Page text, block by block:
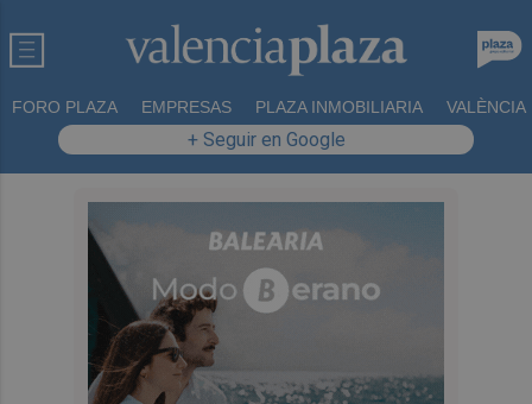
FORO PLAZA EMPRESAS PLAZA INMOBILIARIA VALÈNCIA
+ Seguir en Google